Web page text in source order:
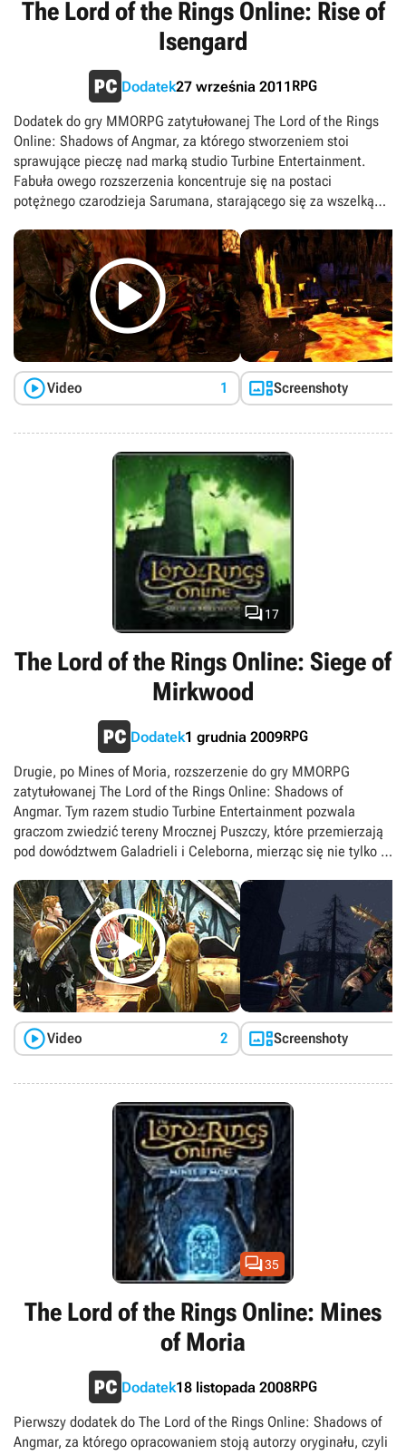
The Lord of the Rings Online: Rise of
Isengard
Dodatek27 września 2011 RPG
Dodatek do gry MMORPG zatytułowanej The Lord of the Rings
Online: Shadows of Angmar, za którego stworzeniem stoi
sprawujące pieczę nad marką studio Turbine Entertainment.
Fabuła owego rozszerzenia koncentruje się na postaci
potężnego czarodzieja Sarumana, starającego się za wszelką
możemy odwiedzić nowe obszary, wśród których pojawia się nie
tylko gigantyczna wieża Orthank, z której mag wydaje rozkazy
swoim poplecznikom, ale i kraina Dunland, zamieszkała przez
wojownicze plemiona Dunlendingów oraz Gap of Rohan. The
Lord of the Rings Online: Rise of Isengard wprowadza również
nową instancję przeznaczoną dla dwudziestu czterech graczy,
których celem jest pokonanie potężnego smoka Draigocha –
największego adwersarza, jaki do tej pory pojawił się w grze.
Add-on zawiera także pakiet misji fabularnych i świeże
w charakterystykach wszystkich dziewięciu klas bohaterów.

Video 1 Screenshoty
17
The Lord of the Rings Online: Siege of
Mirkwood
Dodatek1 grudnia 2009RPG
Drugie, po Mines of Moria, rozszerzenie do gry MMORPG
zatytułowanej The Lord of the Rings Online: Shadows of
Angmar. Tym razem studio Turbine Entertainment pozwala
graczom zwiedzić tereny Mrocznej Puszczy, które przemierzają
pod dowództwem Galadrieli i Celeborna, mierząc się nie tylko z
pająków. Lista nowych lokacji obejmuje legendarną twierdzę
Dol Guldur, w której wnętrzu czyhają niezliczone
niebezpieczeństwa, jakim gracze stawiają czoła w ramach trzy-,
sześcio- i dwunastuoosobowych instancji; mowa między innymi
o potężnym Lordzie Nazgulu – walka z nim to jedno z
najbardziej epickich starć w historii gry. Ponadto The Lord of the
Rings Online: Siege of Mirkwood zwiększa maksymalny poziom
doświadczenia, wnosi do rozgrywki zupełnie nowe artefakty
oraz wprowadza mniejsze lub większe usprawnienia (choćby w
można wytrenować żołnierzy i zagrać w losowych instancjach
będących częścią Wojny o Pierścień.

Video 2 Screenshoty
35
The Lord of the Rings Online: Mines
of Moria
Dodatek18 listopada 2008RPG
Pierwszy dodatek do The Lord of the Rings Online: Shadows of
Angmar, za którego opracowaniem stoją autorzy oryginału, czyli